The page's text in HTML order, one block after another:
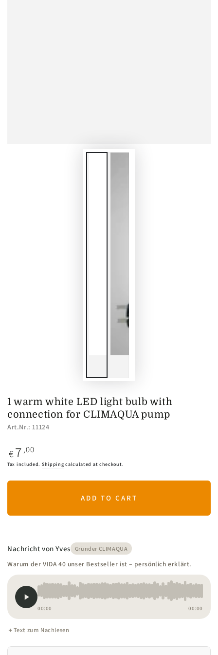
1 warm white LED light bulb with
connection for CLIMAQUA pump
Art.Nr.: 11124
Regular
price
€7 ,00
Tax included. Shipping calculated at checkout.
ADD TO CART
Nachricht von Yves Gründer CLIMAQUA
Warum der VIDA 40 unser Bestseller ist – persönlich erklärt.
00:00 00:00
Text zum Nachlesen